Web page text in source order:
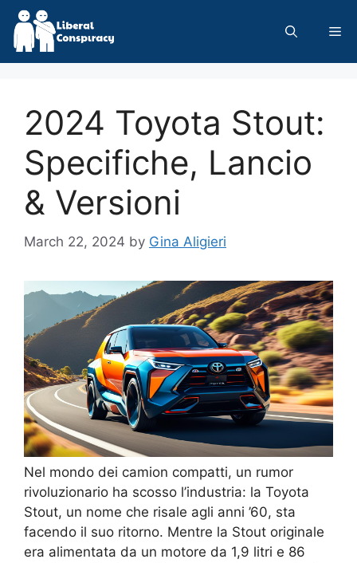
Skip
content
2024 Toyota Stout:
Specifiche, Lancio
& Versioni
March 22, 2024 by Gina Aligieri
Nel mondo dei camion compatti, un rumor
rivoluzionario ha scosso l’industria: la Toyota
Stout, un nome che risale agli anni ’60, sta
facendo il suo ritorno. Mentre la Stout originale
era alimentata da un motore da 1,9 litri e 86